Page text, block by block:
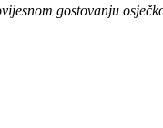
gostovanju